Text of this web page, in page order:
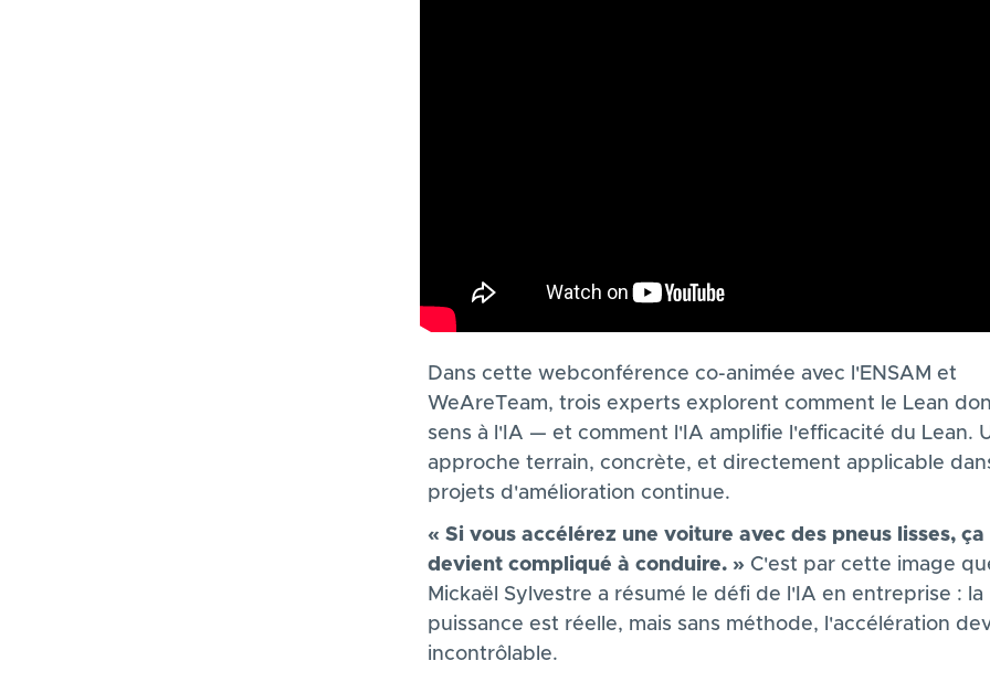
Dans cette webconférence co-animée avec l'ENSAM et
WeAreTeam, trois experts explorent comment le Lean
sens à l'IA — et comment l'IA amplifie l'efficacité du Lean.
approche terrain, concrète, et directement applicable
projets d'amélioration continue.
« Si vous accélérez une voiture avec des pneus lisses, ça
devient compliqué à conduire. » C'est par cette image
Mickaël Sylvestre a résumé le défi de l'IA en entreprise : la
puissance est réelle, mais sans méthode, l'accélération
incontrôlable.